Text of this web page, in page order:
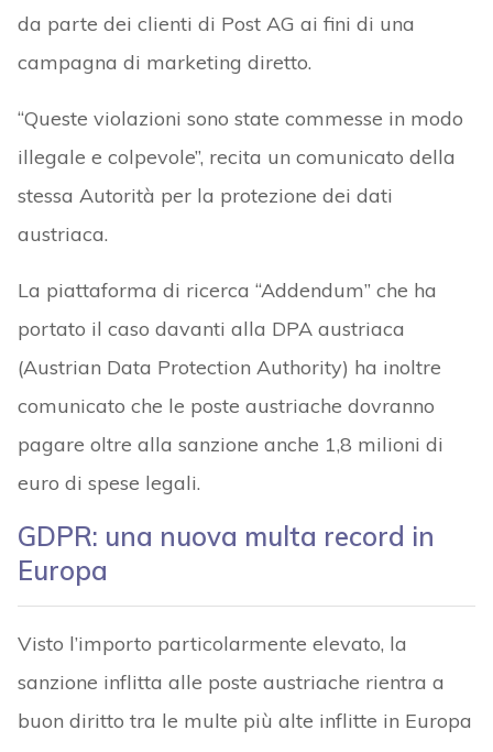
da parte dei clienti di Post AG ai fini di una
campagna di marketing diretto.
“Queste violazioni sono state commesse in modo
illegale e colpevole”, recita un comunicato della
stessa Autorità per la protezione dei dati
austriaca.
La piattaforma di ricerca “Addendum” che ha
portato il caso davanti alla DPA austriaca
(Austrian Data Protection Authority) ha inoltre
comunicato che le poste austriache dovranno
pagare oltre alla sanzione anche 1,8 milioni di
euro di spese legali.
GDPR: una nuova multa record in
Europa
Visto l’importo particolarmente elevato, la
sanzione inflitta alle poste austriache rientra a
buon diritto tra le multe più alte inflitte in Europa